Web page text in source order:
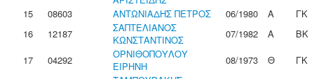
15
08603 ΑΝΤΩΝΙΑΔΗΣ ΠΕΤΡΟΣ 06/1980 Α
ΓΚ
16
12187
ΣΑΠΤΕΛΙΑΝΟΣ
ΚΩΝΣΤΑΝΤΙΝΟΣ
07/1982 Α
ΒΚ
17
04292
ΟΡΝΙΘΟΠΟΥΛΟΥ
ΕΙΡΗΝΗ
08/1973 Θ
ΓΚ